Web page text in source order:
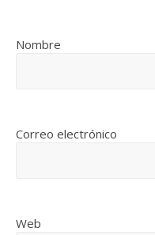
Nombre
Correo electrónico
Web